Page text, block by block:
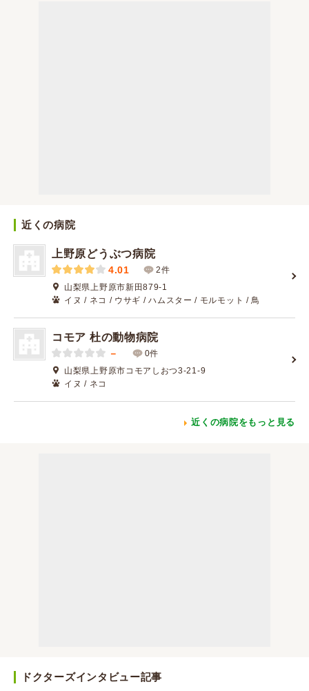
近くの病院
上野原どうぶつ病院
4.01
2件
山梨県上野原市新田879-1
イヌ / ネコ / ウサギ / ハムスター / モルモット / 鳥
コモア 杜の動物病院
－
0件
山梨県上野原市コモアしおつ3-21-9
イヌ / ネコ
近くの病院をもっと見る
ドクターズインタビュー記事